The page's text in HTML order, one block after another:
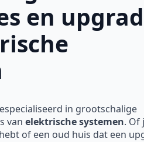
en
in grootschalige
van elektrische systemen. Of
of een oud huis dat een